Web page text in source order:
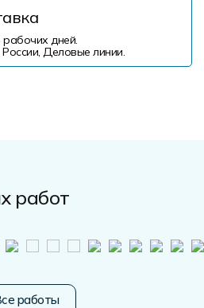
рабочих дней.
Деловые линии.
работ
работы